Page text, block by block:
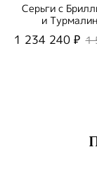
Серьги с
и
Параиба,
1 234 240 ₽ 1